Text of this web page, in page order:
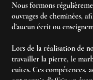
Nous formons
ouvrages de cheminées,
d'aucun écrit ou
Lors de la réalisation de
travailler la pierre, le
cuites. Ces compétences,